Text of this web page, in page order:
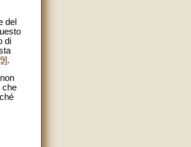
del
di
.
che